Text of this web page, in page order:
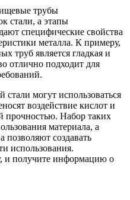
трубы
стали, а этапы
специфические свойства
металла. К примеру,
труб является гладкая и
отлично подходит для
могут использоваться
воздействие кислот и
прочностью. Набор таких
материала, а
позволяют создавать
использования.
и получите информацию о